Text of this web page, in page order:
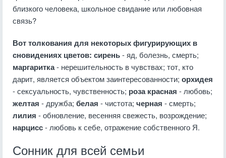
близкого человека, школьное свидание или любовная
связь?
Вот толкования для некоторых фигурирующих в
сновидениях цветов: сирень- яд, болезнь, смерть;
маргаритка- нерешительность в чувствах; тот, кто
дарит, является объектом заинтересованности; орхидея
- сексуальность, чувственность; роза красная - любовь;
желтая - дружба; белая - чистота; черная - смерть;
лилия - обновление, весенняя свежесть, возрождение;
нарцисс- любовь к себе, отражение собственного Я.
Сонник для всей семьи